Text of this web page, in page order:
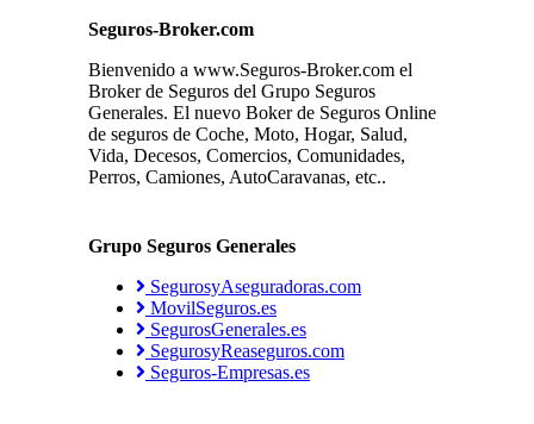
Seguros-Broker.com
Bienvenido a www.Seguros-Broker.com el
Broker de Seguros del Grupo Seguros
Generales. El nuevo Boker de Seguros Online
de seguros de Coche, Moto, Hogar, Salud,
Vida, Decesos, Comercios, Comunidades,
Perros, Camiones, AutoCaravanas, etc..
Grupo Seguros Generales
SegurosyAseguradoras.com
MovilSeguros.es
SegurosGenerales.es
SegurosyReaseguros.com
Seguros-Empresas.es